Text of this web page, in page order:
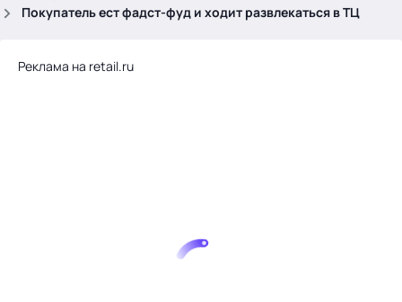
Покупатель ест фадст-фуд и ходит развлекаться в ТЦ
Реклама на retail.ru